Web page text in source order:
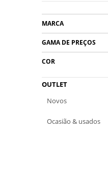
MARCA
GAMA DE PREÇOS
COR
OUTLET
Novos
Ocasião & usados